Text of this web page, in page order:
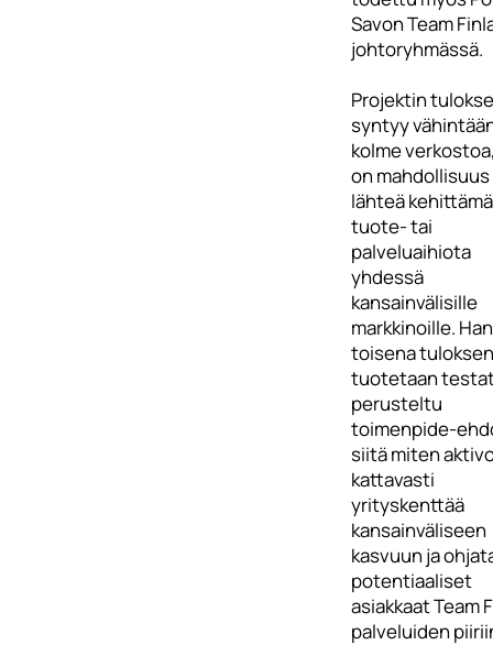
Savon Team
johtoryhmässä.
Projektin
syntyy
kolme
on mahdollisuus
lähteä
tuote- tai
palveluaihiota
yhdessä
kansainvälisille
markkinoille.
toisena
tuotetaan
perusteltu
toimenpide-
siitä miten
kattavasti
yrityskenttää
kansainväliseen
kasvuun ja
potentiaaliset
asiakkaat Team
palveluiden